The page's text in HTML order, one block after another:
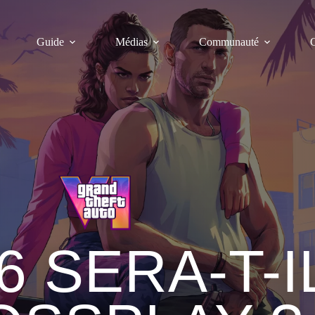
Guide Médias Communauté
SERA-T-